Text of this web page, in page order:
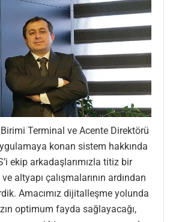
Terminal ve Acente Direktörü
konan sistem hakkında
ekip arkadaşlarımızla titiz bir
altyapı çalışmalarının ardından
Amacımız dijitalleşme yolunda
optimum fayda sağlayacağı,